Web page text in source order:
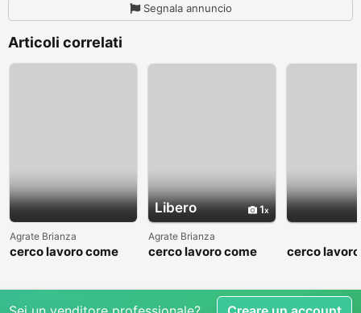
Segnala annuncio
Articoli correlati
Agrate Brianza
cerco lavoro come
Libero 1
Agrate Brianza
cerco lavoro come
cerco